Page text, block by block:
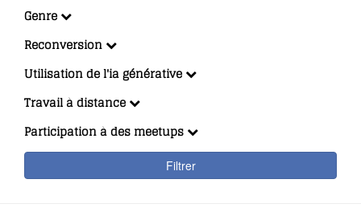
Genre
Reconversion
Utilisation de l'ia générative
Travail à distance
Participation à des meetups
Filtrer